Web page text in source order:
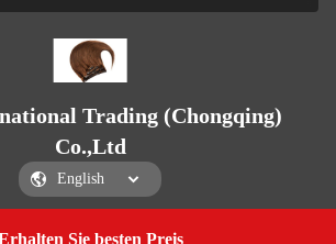
Sie besten Preis
Trading (Chongqing)
Co.,Ltd